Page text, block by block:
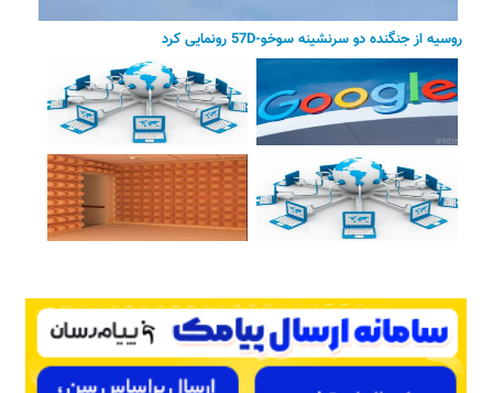
روسیه از جنگنده دو سرنشینه سوخو-57D رونمایی کرد